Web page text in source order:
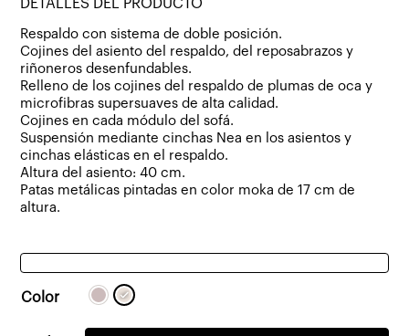
DETALLES DEL PRODUCTO
Respaldo con sistema de doble posición.
Cojines del asiento del respaldo, del reposabrazos y
riñoneros desenfundables.
Relleno de los cojines del respaldo de plumas de oca y
microfibras supersuaves de alta calidad.
Cojines en cada módulo del sofá.
Suspensión mediante cinchas Nea en los asientos y
cinchas elásticas en el respaldo.
Altura del asiento: 40 cm.
Patas metálicas pintadas en color moka de 17 cm de
altura.
Color